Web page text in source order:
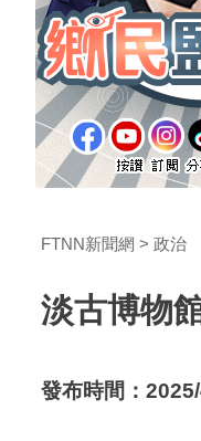
FTNN新聞網 政治
淡古博物
發布時間：